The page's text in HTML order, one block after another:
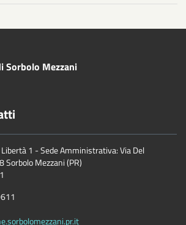
Sorbolo Mezzani
Libertà 1 - Sede Amministrativa: Via Del
Mezzani (PR)